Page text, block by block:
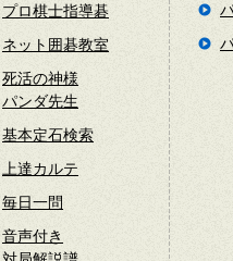
プロ棋士指導碁
ネット囲碁教室
死活の神様
パンダ先生
基本定石検索
上達カルテ
毎日一問
音声付き